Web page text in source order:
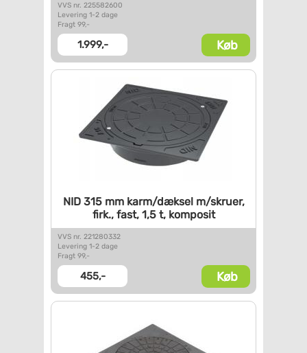
VVS nr. 225582600
Levering 1-2 dage
Fragt 99,-
1.999,- Køb
NID 315 mm karm/dækselm/skruer,
firk., fast, 1,5 t,komposit
VVS nr. 221280332
Levering 1-2 dage
Fragt 99,-
455,- Køb